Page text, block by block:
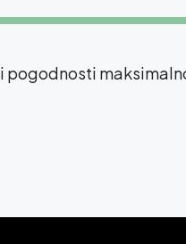
pogodnosti